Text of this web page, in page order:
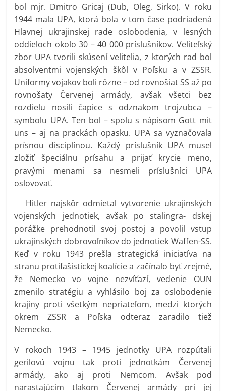
bol mjr. Dmitro Gricaj (Dub, Oleg, Sirko). V roku
1944 mala UPA, ktorá bola v tom čase podriadená
Hlavnej ukrajinskej rade oslobodenia, v lesných
oddieloch okolo 30 – 40 000 príslušníkov. Veliteľský
zbor UPA tvorili skúsení velitelia, z ktorých rad bol
absolventmi vojenských škôl v Poľsku a v ZSSR.
Uniformy vojakov boli rôzne – od rovnošiat SS až po
rovnošaty Červenej armády, avšak všetci bez
rozdielu nosili čapice s odznakom trojzubca –
symbolu UPA. Ten bol – spolu s nápisom Gott mit
uns – aj na prackách opasku. UPA sa vyznačovala
prísnou disciplínou. Každý príslušník UPA musel
zložiť špeciálnu prísahu a prijať krycie meno,
pravými menami sa nesmeli príslušníci UPA
oslovovať.
Hitler najskôr odmietal vytvorenie ukrajinských
vojenských jednotiek, avšak po stalingra- dskej
porážke prehodnotil svoj postoj a povolil vstup
ukrajinských dobrovoľníkov do jednotiek Waffen-SS.
Keď v roku 1943 prešla strategická iniciatíva na
stranu protifašistickej koalície a začínalo byť zrejmé,
že Nemecko vo vojne nezvíťazí, vedenie OUN
zmenilo stratégiu a vyhlásilo boj za oslobodenie
krajiny proti všetkým nepriateľom, medzi ktorých
okrem ZSSR a Poľska odteraz zaradilo tiež
Nemecko.
V rokoch 1943 – 1945 jednotky UPA rozpútali
gerilovú vojnu tak proti jednotkám Červenej
armády, ako aj proti Nemcom. Avšak pod
narastajúcim tlakom Červenej armády pri jej